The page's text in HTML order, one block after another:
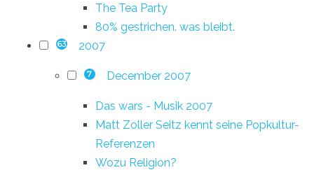
The Tea Party
80% gestrichen. was bleibt.
63 2007
7 December 2007
Das wars - Musik 2007
Matt Zoller Seitz kennt seine Popkultur-
Referenzen
Wozu Religion?